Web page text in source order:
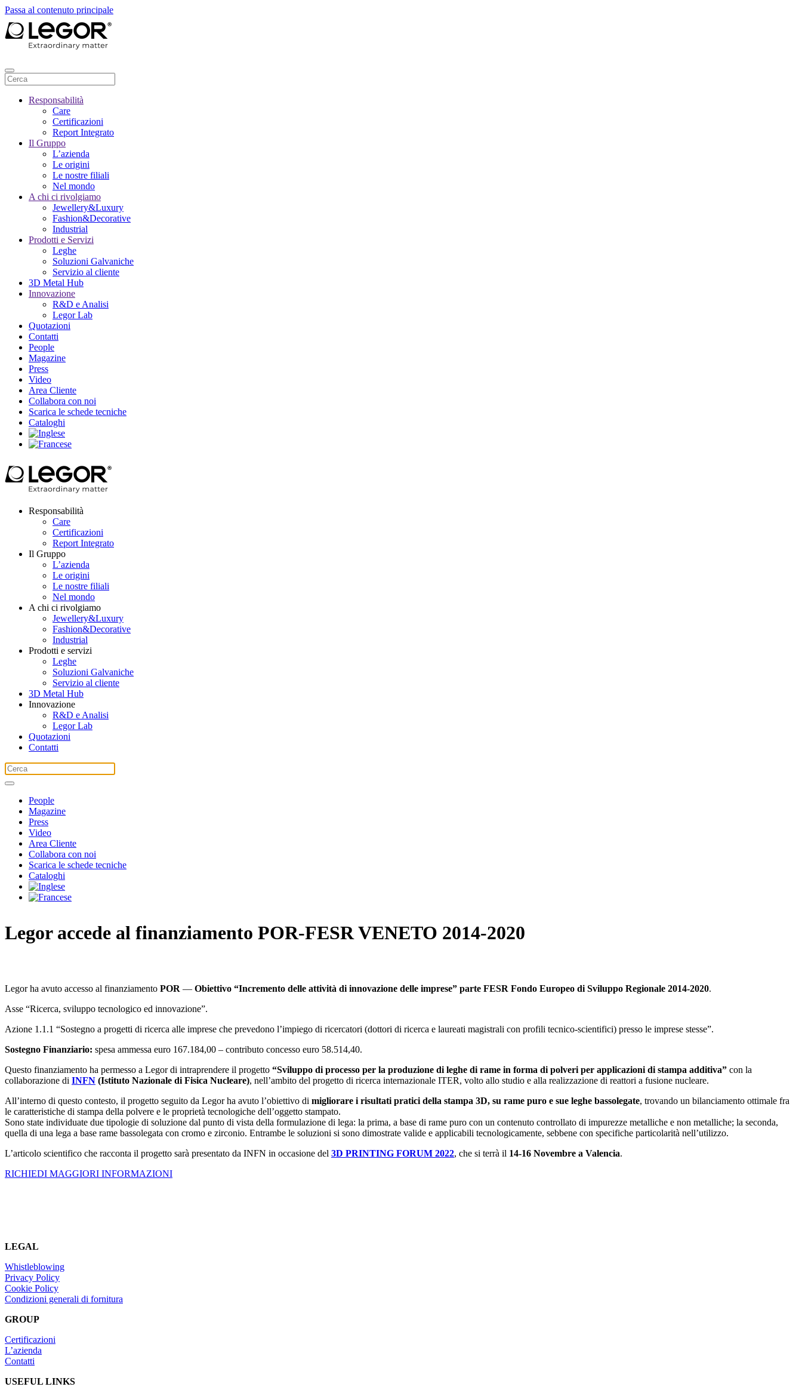
Passa al contenuto principale
Responsabilità
Care
Certificazioni
Report Integrato
Il Gruppo
L’azienda
Le origini
Le nostre filiali
Nel mondo
A chi ci rivolgiamo
Jewellery&Luxury
Fashion&Decorative
Industrial
Prodotti e Servizi
Leghe
Soluzioni Galvaniche
Servizio al cliente
3D Metal Hub
Innovazione
R&D e Analisi
Legor Lab
Quotazioni
Contatti
People
Magazine
Press
Video
Area Cliente
Collabora con noi
Scarica le schede tecniche
Cataloghi
Responsabilità
Care
Certificazioni
Report Integrato
Il Gruppo
L’azienda
Le origini
Le nostre filiali
Nel mondo
A chi ci rivolgiamo
Jewellery&Luxury
Fashion&Decorative
Industrial
Prodotti e servizi
Leghe
Soluzioni Galvaniche
Servizio al cliente
3D Metal Hub
Innovazione
R&D e Analisi
Legor Lab
Quotazioni
Contatti
People
Magazine
Press
Video
Area Cliente
Collabora con noi
Scarica le schede tecniche
Cataloghi
Legor accede al finanziamento POR-FESR VENETO 2014-2020
Legor ha avuto accesso al finanziamento POR — Obiettivo “Incremento delle attività di innovazione delle imprese” parte FESR Fondo Europeo di Sviluppo Regionale 2014-2020.
Asse “Ricerca, sviluppo tecnologico ed innovazione”.
Azione 1.1.1 “Sostegno a progetti di ricerca alle imprese che prevedono l’impiego di ricercatori (dottori di ricerca e laureati magistrali con profili tecnico-scientifici) presso le imprese stesse”.
Sostegno Finanziario: spesa ammessa euro 167.184,00 – contributo concesso euro 58.514,40.
Questo finanziamento ha permesso a Legor di intraprendere il progetto “Sviluppo di processo per la produzione di leghe di rame in forma di polveri per applicazioni di stampa additiva” con la
collaborazione di INFN (Istituto Nazionale di Fisica Nucleare), nell’ambito del progetto di ricerca internazionale ITER, volto allo studio e alla realizzazione di reattori a fusione nucleare.
All’interno di questo contesto, il progetto seguito da Legor ha avuto l’obiettivo di migliorare i risultati pratici della stampa 3D, su rame puro e sue leghe bassolegate, trovando un bilanciamento ottimale fra
le caratteristiche di stampa della polvere e le proprietà tecnologiche dell’oggetto stampato.
Sono state individuate due tipologie di soluzione dal punto di vista della formulazione di lega: la prima, a base di rame puro con un contenuto controllato di impurezze metalliche e non metalliche; la seconda,
quella di una lega a base rame bassolegata con cromo e zirconio. Entrambe le soluzioni si sono dimostrate valide e applicabili tecnologicamente, sebbene con specifiche particolarità nell’utilizzo.
L’articolo scientifico che racconta il progetto sarà presentato da INFN in occasione del 3D PRINTING FORUM 2022, che si terrà il 14-16 Novembre a Valencia.
RICHIEDI MAGGIORI INFORMAZIONI
LEGAL
Whistleblowing
Privacy Policy
Cookie Policy
Condizioni generali di fornitura
GROUP
Certificazioni
L’azienda
Contatti
USEFUL LINKS